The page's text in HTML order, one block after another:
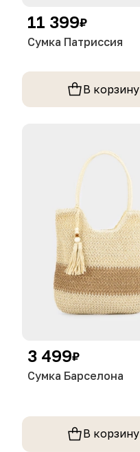
11 399₽
Сумка Патриссия
В корзину
3 499₽
Сумка Барселона
В корзину